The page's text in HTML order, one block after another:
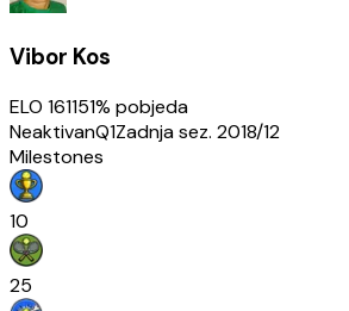
Vibor Kos
ELO 161151% pobjeda
NeaktivanQ1Zadnja sez. 2018/12
Milestones
10
25